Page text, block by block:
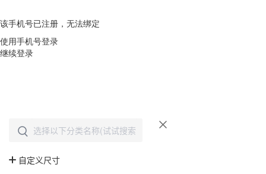
该手机号已注册，无法绑定
使用手机号登录
继续登录